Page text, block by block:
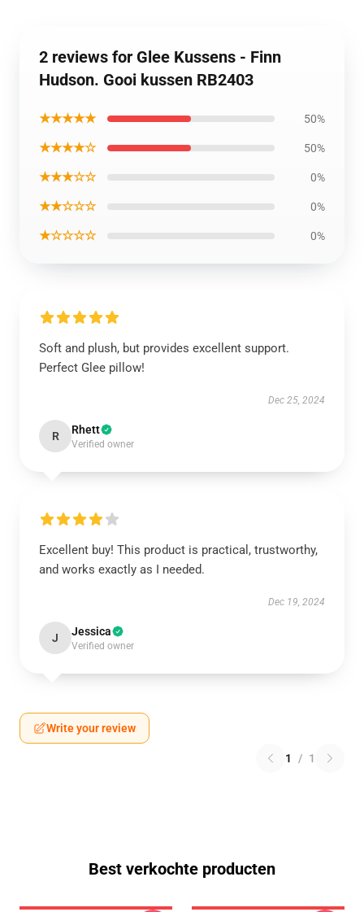
2 reviews for Glee Kussens - Finn
Hudson. Gooi kussen RB2403
★★★★★ 50%
★★★★☆ 50%
★★★☆☆ 0%
★★☆☆☆ 0%
★☆☆☆☆ 0%
Soft and plush, but provides excellent support.
Perfect Glee pillow!
Dec 25, 2024
R Rhett
Verified owner
Excellent buy! This product is practical, trustworthy,
and works exactly as I needed.
Dec 19, 2024
J Jessica
Verified owner
Write your review
1 / 1
Best verkochte producten